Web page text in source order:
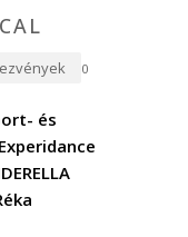
0
és